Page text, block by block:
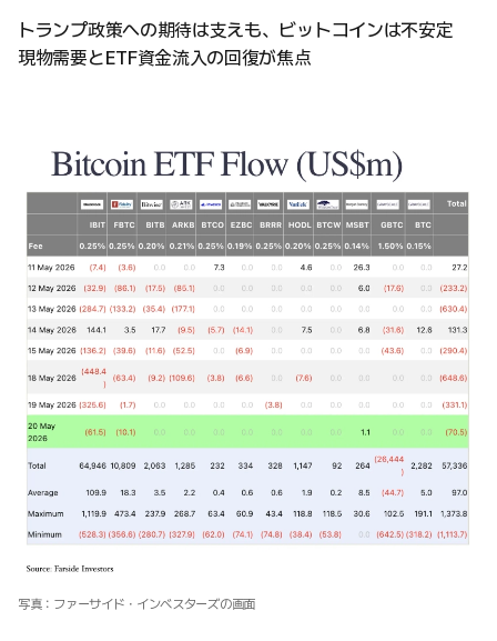
トランプ政策への期待は支えも、ビットコインは不安定
現物需要とETF資金流入の回復が焦点
写真：ファーサイド・インベスターズの画面